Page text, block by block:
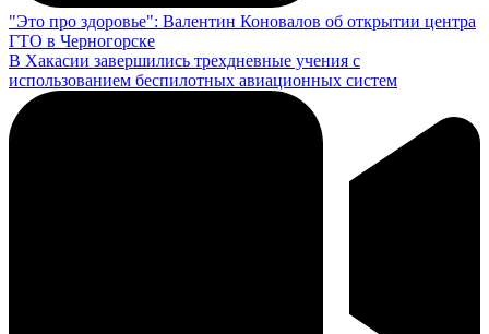
"Это про здоровье": Валентин Коновалов об открытии центра
ГТО в Черногорске
В Хакасии завершились трехдневные учения с
использованием беспилотных авиационных систем